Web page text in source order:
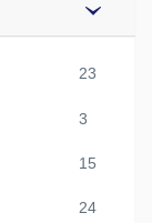
23
3
15
24